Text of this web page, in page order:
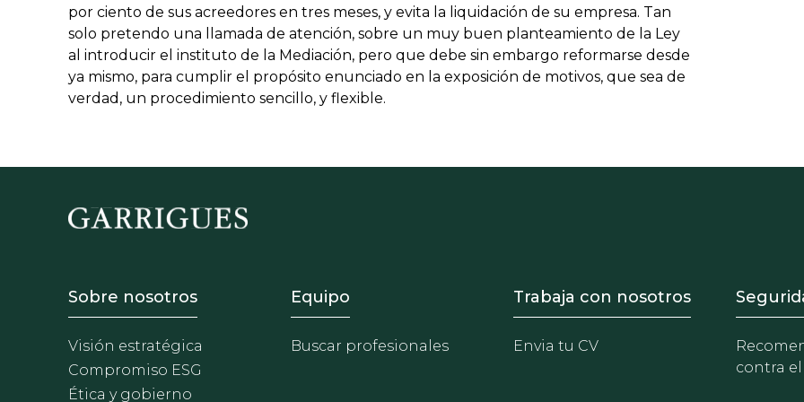
por ciento de sus acreedores en tres meses, y evita la liquidación de su empresa. Tan
solo pretendo una llamada de atención, sobre un muy buen planteamiento de la Ley
al introducir el instituto de la Mediación, pero que debe sin embargo reformarse desde
ya mismo, para cumplir el propósito enunciado en la exposición de motivos, que sea de
verdad, un procedimiento sencillo, y flexible.
Footer - Sobre Nosotros
Sobre nosotros
Visión estratégica
Compromiso ESG
Ética y gobierno
Footer - Equipo
Equipo
Buscar profesionales
Footer - Trabaja con
Trabaja con nosotros
Envia tu CV
contra el